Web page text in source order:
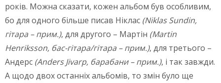
років. Можна сказати, кожен альбом був особливим,
бо для одного більше писав Ніклас (Niklas Sundin,
гітара – прим.), для другого – Мартін (Martin
Henriksson, бас-гітара/гітара – прим.), для третього –
Андерс (Anders Jivarp, барабани – прим.), і так завжди.
А щодо двох останніх альбомів, то змін було ще